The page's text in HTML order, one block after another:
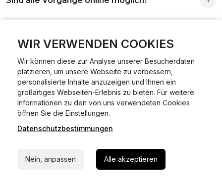
WIR VERWENDEN COOKIES
Wir können diese zur Analyse unserer Besucherdaten
platzieren, um unsere Webseite zu verbessern,
personalisierte Inhalte anzuzeigen und Ihnen ein
großartiges Webseiten-Erlebnis zu bieten. Für weitere
Informationen zu den von uns verwendeten Cookies
öffnen Sie die Einstellungen.
Datenschutzbestimmungen
Nein, anpassen Alle akzeptieren
Antrag wird automatisch an die richtige Stelle weitergeleitet.
Abmeldungen für Fahrzeuge mit Erstzulassung vor dem
Ein Internetverfahren, mit dem du Fahrzeuge anmelden,
ummelden oder abmelden kannst – inklusive Dateneingabe,
Dokumentprüfung und Bezahlung.
Welche Vorteile gibt es?
Zeitersparnis, flexible Durchführung, kein Besuch der
Behörde notwendig.
Welche Unterlagen werden benötigt?
Fahrzeugbrief, Fahrzeugschein, Ausweis oder Reisepass,
Versicherungsnachweis, falls erforderlich TÜV-Bericht.
Die Prozesse laufen über gesicherte Verbindungen mit